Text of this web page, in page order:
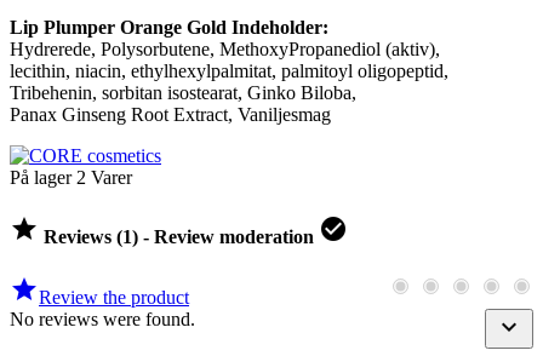
Lip Plumper Orange Gold Indeholder:
Hydrerede, Polysorbutene, MethoxyPropanediol (aktiv),
lecithin, niacin, ethylhexylpalmitat, palmitoyl oligopeptid,
Tribehenin, sorbitan isostearat, Ginko Biloba,
Panax Ginseng Root Extract, Vaniljesmag
På lager 2 Varer
 Reviews (1) - Review moderation 
Review the product

No reviews were found.